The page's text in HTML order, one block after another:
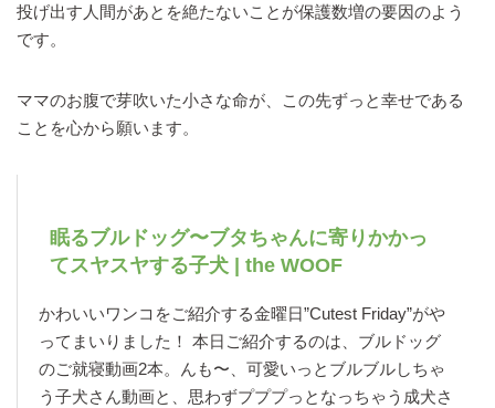
投げ出す人間があとを絶たないことが保護数増の要因のよう
です。
ママのお腹で芽吹いた小さな命が、この先ずっと幸せである
ことを心から願います。
眠るブルドッグ〜ブタちゃんに寄りかかっ
てスヤスヤする子犬 | the WOOF
かわいいワンコをご紹介する金曜日”Cutest Friday”がや
ってまいりました！ 本日ご紹介するのは、ブルドッグ
のご就寝動画2本。んも〜、可愛いっとブルブルしちゃ
う子犬さん動画と、思わずプププっとなっちゃう成犬さ